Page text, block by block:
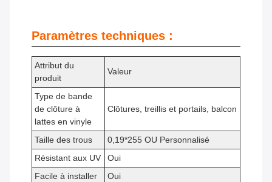
Paramètres techniques :
Attribut du
produit
Valeur
Type de bande
de clôture à
lattes en vinyle
Clôtures, treillis et portails, balcon
Taille des trous
0,19*255 OU Personnalisé
Résistant aux UV
Oui
Facile à installer
Oui